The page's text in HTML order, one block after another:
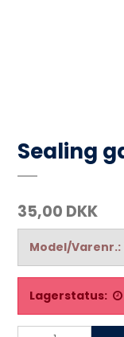
Sealing
35,00 DKK
Model/Varenr.:
Lagerstatus: